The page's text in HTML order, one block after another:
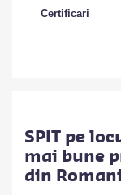
Certificari
SPIT pe
mai bune
din